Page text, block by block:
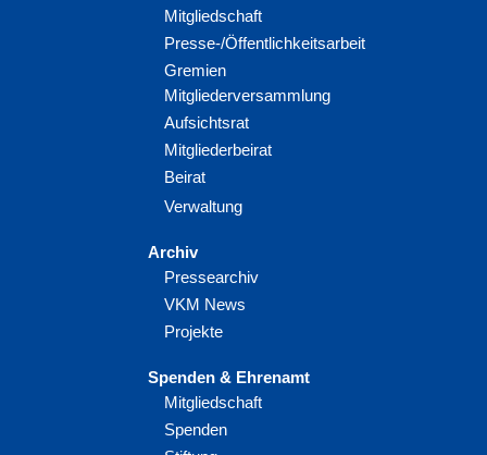
Mitgliedschaft
Presse-/Öffentlichkeitsarbeit
Gremien
Mitgliederversammlung
Aufsichtsrat
Mitgliederbeirat
Beirat
Verwaltung
Archiv
Pressearchiv
VKM News
Projekte
Spenden & Ehrenamt
Mitgliedschaft
Spenden